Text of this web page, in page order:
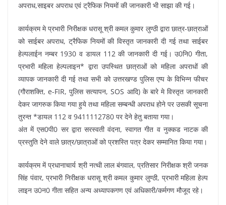
अपराध,साइबर अपराध एवं ट्रैफिक नियमों की जानकारी भी साझा की गई।
कार्यक्रम मे प्रभारी निरीक्षक धरासू श्री कमल कुमार लुण्ठी द्वारा छात्र-छात्राओं
को साईबर अपराध, ट्रैफिक नियमों की विस्तृत जानकारी दी गई तथा साईबर
हेल्पलाईन नम्बर 1930 व डायल 112 की जानकारी दी गई। उ0नि0 गीता,
प्रभारी महिला हेल्पलाइन* द्वारा उपस्थित छात्राओं को महिला अपराधों की
व्यापक जानकारी दी गई तथा सभी को उत्तरखण्ड पुलिस एप्प के विभिन्न फीचर
(गौराशक्ति, e-FIR, पुलिस सत्यापन, SOS आदि) के बारे मे विस्तृत जानकारी
देकर जागरुक किया गया हुये तथा महिला सम्बन्धी अपराध होने पर उसकी सूचना
तुरन्त *डायल 112 व 9411112780 पर देने हेतु बताया गया।
अंत में एस0पी0 सर द्वारा सरस्वती वंदना, स्वागत गीत व नुक्कड नाटक की
प्रस्तुति देने वाले छात्र/छात्राओं को प्रशस्ति पत्र देकर सम्मानित किया गया।
कार्यक्रम में प्रधानाचार्य श्री नत्थी लाल बंगवाल, प्रतिसार निरीक्षक श्री जनक
सिंह पंवार, प्रभारी निरीक्षक धरासू श्री कमल कुमार लुण्ठी, प्रभारी महिला हेल्प
लाइन उ0न0 गीता सहित अन्य अध्यापकगण एवं अधिकारी/कर्मगण मौजूद रहे।